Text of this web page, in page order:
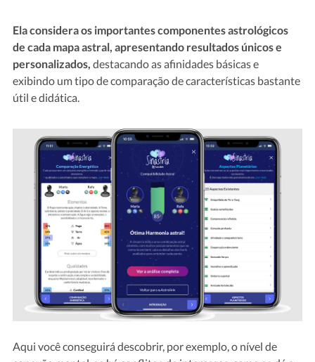
Ela considera os importantes componentes astrológicos
de cada mapa astral, apresentando resultados únicos e
personalizados, destacando as afinidades básicas e
exibindo um tipo de comparação de características bastante
útil e didática.
Aqui você conseguirá descobrir, por exemplo, o nível de